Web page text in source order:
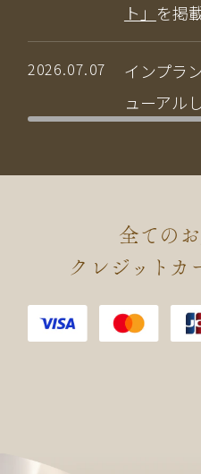
ト」 を掲
2026.07.07
インプラ
ューアル
法人 日本
会 認定 口
全ての
クレジットカ